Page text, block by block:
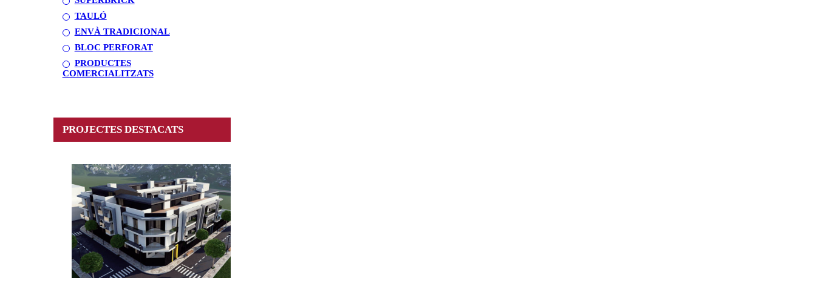
TAULÓ
ENVÀ TRADICIONAL
BLOC PERFORAT
PRODUCTES
COMERCIALITZATS
PROJECTES DESTACATS